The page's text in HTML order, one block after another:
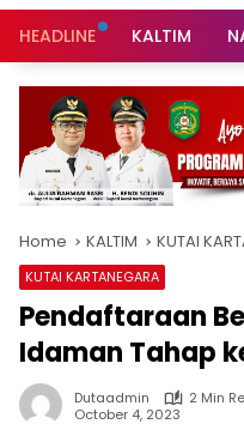
HEADLINE KALTIM
Home KALTIM KUTAI
KUTAI KARTANEGARA
Pendaftaraan
Idaman Tahap
Dutaadmin
2 Min
October 4, 2023